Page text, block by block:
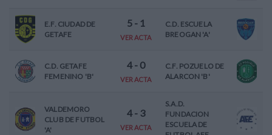
E.F. CIUDAD DE
GETAFE
5- 1
VER ACTA
C.D. ESCUELA
BREOGAN 'A'
C.D. GETAFE
FEMENINO 'B'
4- 0
VER ACTA
C.F. POZUELO DE
ALARCON 'B'
VALDEMORO
CLUB DE FUTBOL
'A'
4- 3
VER ACTA
S.A.D.
FUNDACION
ESCUELA DE